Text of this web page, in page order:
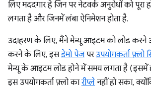
लिए मददगार है जिन पर नेटवर्क अनुरोधों को पूरा
लगता है और जिनमें लंबा ऐनिमेशन होता है.
उदाहरण के लिए, मैंने मेन्यू आइटम को लोड
करने के लिए, इसडेमो पेजपरउपयोगकर्ता फ़्लो
मेन्यू के आइटम लोड होने में समय लगता है
इस उपयोगकर्ता फ़्लो कारीप्ले नहीं हो सका,